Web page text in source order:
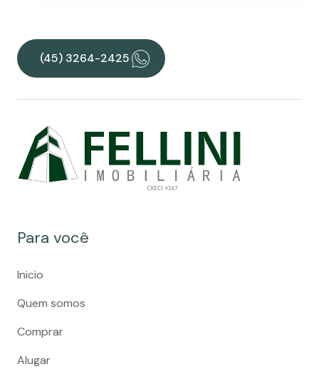
(45) 3264-2425
Para você
Inicio
Quem somos
Comprar
Alugar